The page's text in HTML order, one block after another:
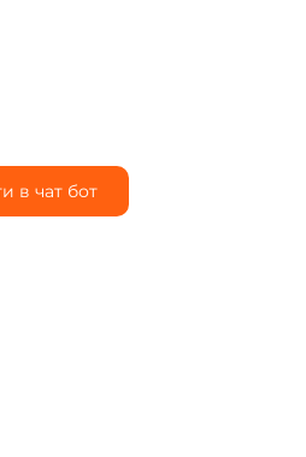
в чат бот